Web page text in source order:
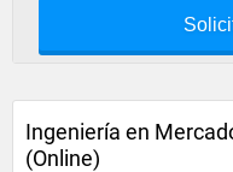
Ingeniería en
(Online)